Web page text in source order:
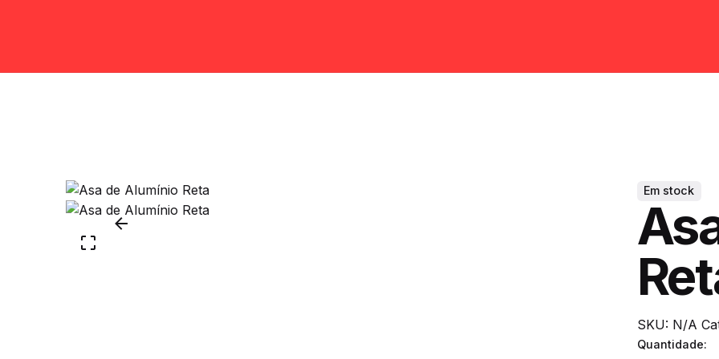
Em stock
SKU: N/A
Quantidade: